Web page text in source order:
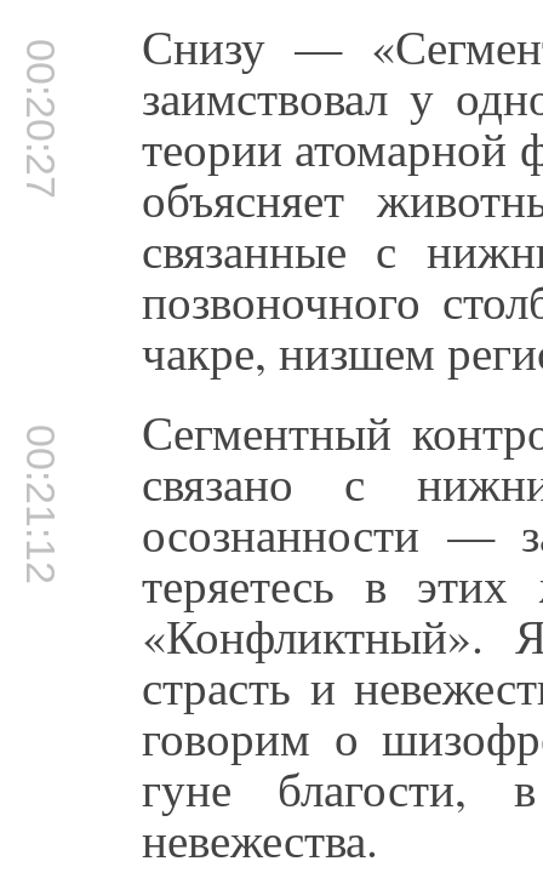
00:20:27 Снизу —
заимствовал у
теории атомарной
объясняет
связанные с
позвоночного
чакре, низшем
00:21:12 Сегментный
связано с
осознанности —
теряетесь в
«Конфликтный».
страсть и
говорим о
гуне
невежества.